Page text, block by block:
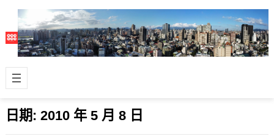
日期: 2010 年 5 月 8 日